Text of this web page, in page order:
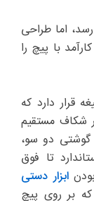
اما طراحی
با پیچ را
قرار دارد که
شکاف مستقیم
دو سو،
تا فوق
ابزار دستی
بر روی پیچ